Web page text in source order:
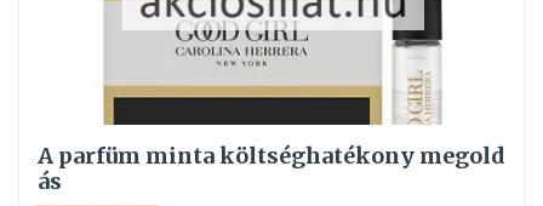
A parfüm minta költséghatékony megold
ás